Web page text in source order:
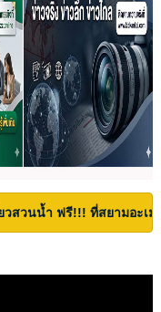
วสวนน้ำ ฟรี!!! ที่สยามอะ